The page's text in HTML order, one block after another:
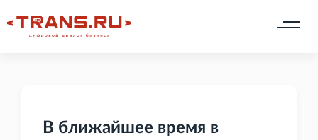
В ближайшее время в